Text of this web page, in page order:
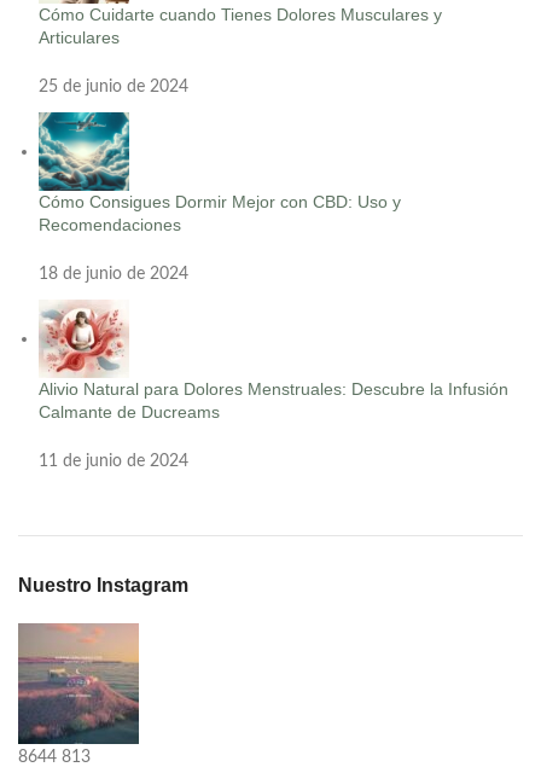
Cómo Cuidarte cuando Tienes Dolores Musculares y
Articulares
25 de junio de 2024
Cómo Consigues Dormir Mejor con CBD: Uso y
Recomendaciones
18 de junio de 2024
Alivio Natural para Dolores Menstruales: Descubre la Infusión
Calmante de Ducreams
11 de junio de 2024
Nuestro Instagram
8644 813